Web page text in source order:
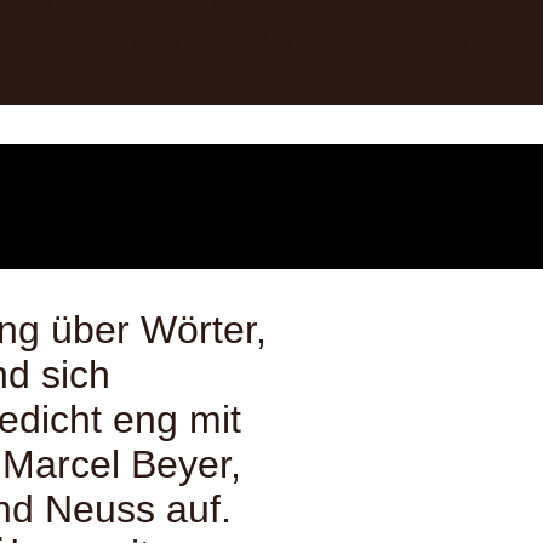
über Wörter,
sich
eng mit
Beyer,
Neuss auf.